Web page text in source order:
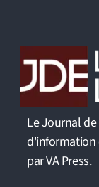
Le Journal
d'information
par VA Press.